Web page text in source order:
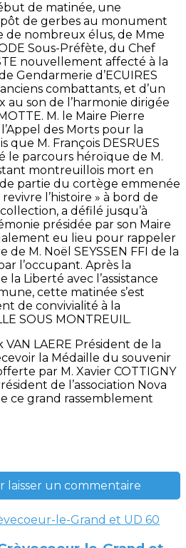
de matinée, une
de gerbes au monument
de nombreux élus, de Mme
Sous-Préfète, du Chef
nouvellement affecté à la
Gendarmerie d’ECUIRES
combattants, et d’un
son de l’harmonie dirigée
M. le Maire Pierre
des Morts pour la
que M. François DESRUES
le parcours héroïque de M.
montreuillois mort en
partie du cortège emmenée
revivre l’histoire » à bord de
a défilé jusqu’à
présidée par son Maire
eu lieu pour rappeler
M. Noël SEYSSEN FFI de la
l’occupant. Après la
la Liberté avec l’assistance
cette matinée s’est
de convivialité à la
SOUS MONTREUIL.
VAN LAERE Président de la
la Médaille du souvenir
par M. Xavier COTTIGNY
de l’association Nova
ce grand rassemblement
laisser un commentaire